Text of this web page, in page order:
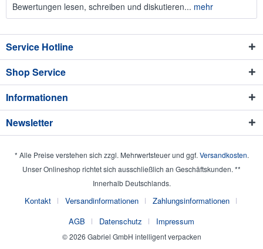
Bewertungen lesen, schreiben und diskutieren... mehr
Service Hotline
Shop Service
Informationen
Newsletter
* Alle Preise verstehen sich zzgl. Mehrwertsteuer und ggf. Versandkosten.
Unser Onlineshop richtet sich ausschließlich an Geschäftskunden. **
Innerhalb Deutschlands.
Kontakt Versandinformationen
Zahlungsinformationen
AGB
Datenschutz Impressum
© 2026 Gabriel GmbH intelligent verpacken